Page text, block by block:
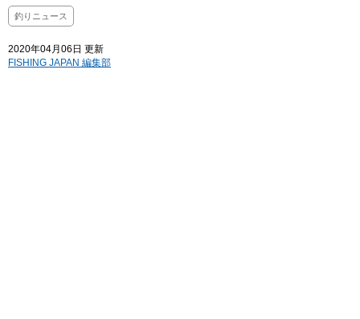
釣りニュース
2020年04月06日 更新
FISHING JAPAN 編集部